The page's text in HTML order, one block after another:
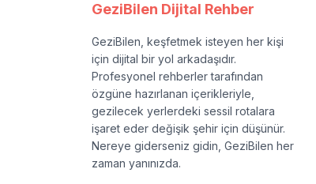
GeziBilen Dijital Rehber
GeziBilen, keşfetmek isteyen her kişi
için dijital bir yol arkadaşıdır.
Profesyonel rehberler tarafından
özgüne hazırlanan içerikleriyle,
gezilecek yerlerdeki sessil rotalara
işaret eder değişik şehir için düşünür.
Nereye giderseniz gidin, GeziBilen her
zaman yanınızda.